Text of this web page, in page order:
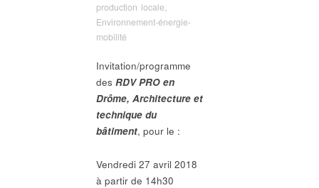
production locale,
Environnement-énergie-
mobilité
Invitation/programme
des RDV PRO en
Drôme, Architecture et
technique du
bâtiment, pour le :
Vendredi 27 avril 2018
à partir de 14h30